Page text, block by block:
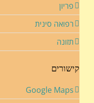
פריון
רפואה סינית
תזונה
קישורים
Google Maps